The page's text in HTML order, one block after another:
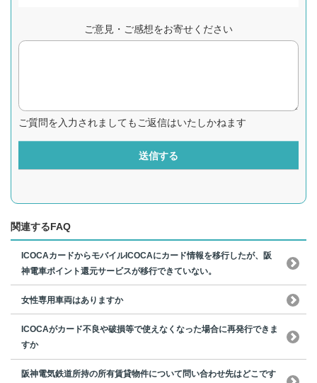
ご意見・ご感想をお寄せください
ご質問を入力されましてもご返信はいたしかねます
送信する
関連するFAQ
ICOCAカードからモバイルICOCAにカード情報を移行したが、阪
神電車ポイント還元サービスが移行できていない。
女性専用車両はありますか
ICOCAがカード不良や破損等で使えなくなった場合に再発行できま
すか
阪神電気鉄道所持の所有賃貸物件について問い合わせ先はどこです